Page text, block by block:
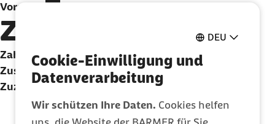
DEU
Cookie-Einwilligung und
Datenverarbeitung
Wir schützen Ihre Daten. Cookies helfen
Vorsorge
Z
Zahngesundheit
Zusatzversicherungen
Zuzahlungen und Eigenanteil